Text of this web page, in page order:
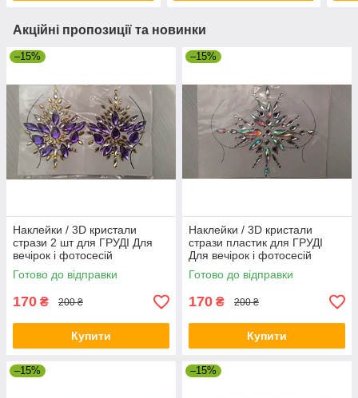
Акційні пропозиції та новинки
–15%
Наклейки / 3D кристали
стрази 2 шт для ГРУДІ Для
вечірок і фотосесій
Готово до відправки
170 ₴ 200 ₴
Купити
–15%
Наклейки / 3D кристали
стрази пластик для ГРУДІ
Для вечірок і фотосесій
Готово до відправки
170 ₴ 200 ₴
Купити
–15% –15%